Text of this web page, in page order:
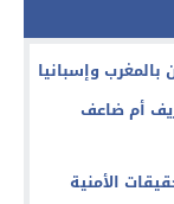
وإسبانيا
أم ضاعف
الأمنية